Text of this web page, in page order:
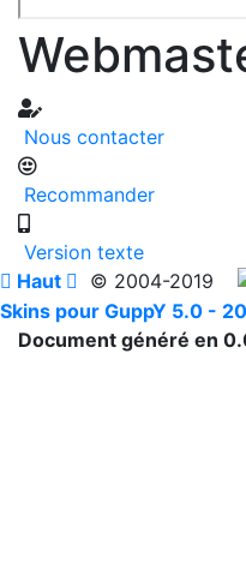
Nous contacter
Recommander
Version texte
 Haut  © 2004-2019
Skins pour GuppY 5.0 -
Document généré en